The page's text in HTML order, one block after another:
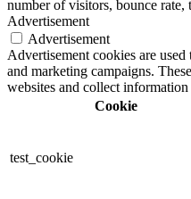
number of visitors, bounce rate,
Advertisement
Advertisement
Advertisement cookies are
and marketing campaigns.
websites and collect
Cookie
test_cookie